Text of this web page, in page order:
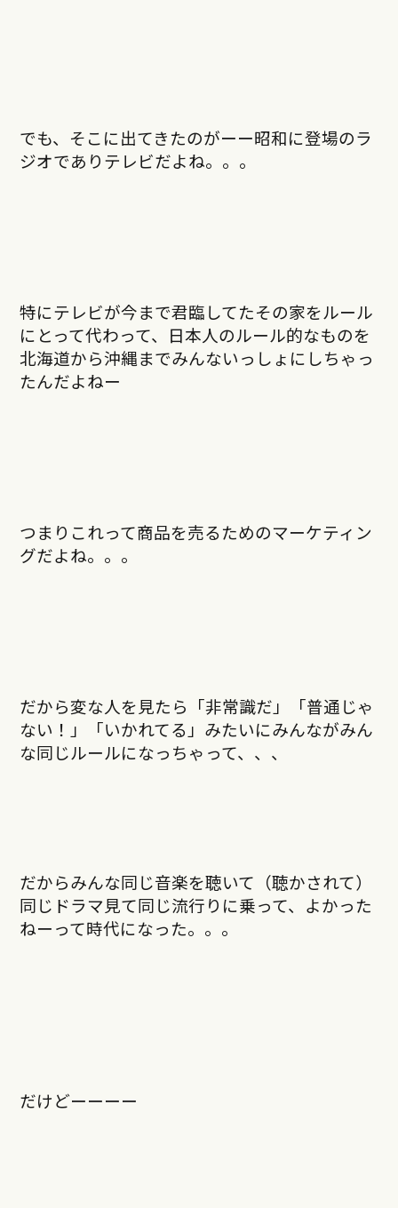
でも、そこに出てきたのがーー昭和に登場のラ
ジオでありテレビだよね。。。
特にテレビが今まで君臨してたその家をルール
にとって代わって、日本人のルール的なものを
北海道から沖縄までみんないっしょにしちゃっ
たんだよねー
つまりこれって商品を売るためのマーケティン
グだよね。。。
だから変な人を見たら「非常識だ」「普通じゃ
ない！」「いかれてる」みたいにみんながみん
な同じルールになっちゃって、、、
だからみんな同じ音楽を聴いて（聴かされて）
同じドラマ見て同じ流行りに乗って、よかった
ねーって時代になった。。。
だけどーーーー